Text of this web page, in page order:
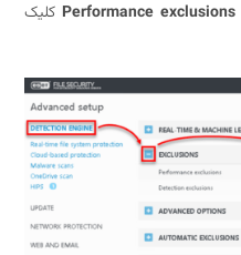
Performanceکلیک